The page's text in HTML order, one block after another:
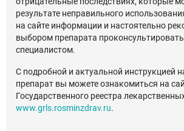
результате неправильного
на сайте информации и настоятельно
выбором препарата
специалистом.
С подробной и актуальной инструкцией
препарат вы можете ознакомиться на
Государственного реестра
www.grls.rosminzdrav.ru.